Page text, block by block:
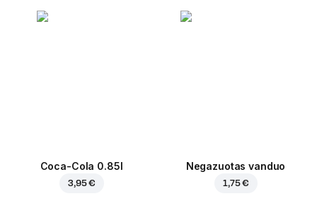
Coca-Cola 0.85l
3,95 €
Negazuotas vanduo
1,75 €